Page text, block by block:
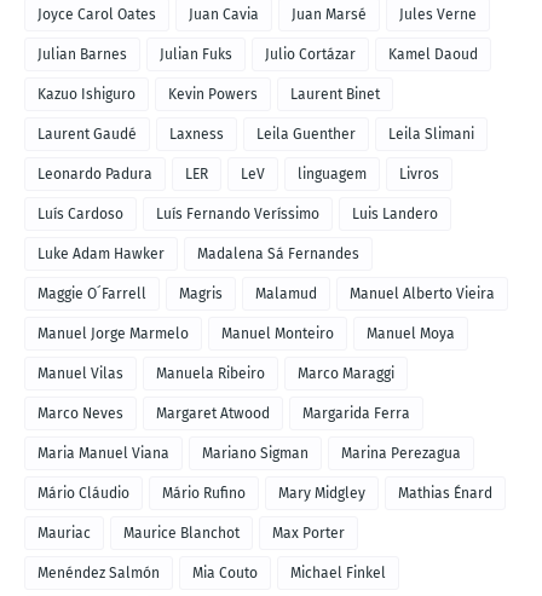
Joyce Carol Oates Juan Cavia Juan Marsé Jules Verne
Julian Barnes Julian Fuks Julio Cortázar Kamel Daoud
Kazuo Ishiguro Kevin Powers Laurent Binet
Laurent Gaudé Laxness Leila Guenther Leila Slimani
Leonardo Padura LER LeV linguagem Livros
Luís Cardoso Luís Fernando Veríssimo Luis Landero
Luke Adam Hawker Madalena Sá Fernandes
Maggie O´Farrell Magris Malamud Manuel Alberto Vieira
Manuel Jorge Marmelo Manuel Monteiro Manuel Moya
Manuel Vilas Manuela Ribeiro Marco Maraggi
Marco Neves Margaret Atwood Margarida Ferra
Maria Manuel Viana Mariano Sigman Marina Perezagua
Mário Cláudio Mário Rufino Mary Midgley Mathias Énard
Mauriac Maurice Blanchot Max Porter
Menéndez Salmón Mia Couto Michael Finkel